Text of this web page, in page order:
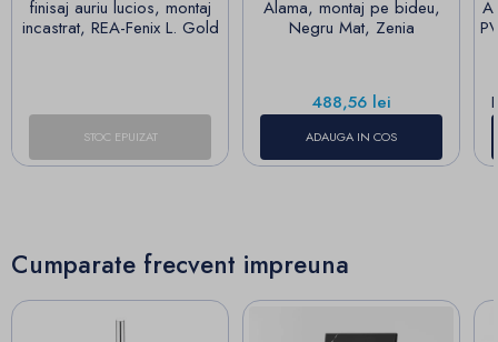
finisaj auriu lucios, montaj
incastrat, REA-Fenix L. Gold
STOC EPUIZAT
Alama, montaj pe bideu,
Negru Mat, Zenia
Pret
488,56 lei
ADAUGA IN COS
Cumparate frecvent impreuna